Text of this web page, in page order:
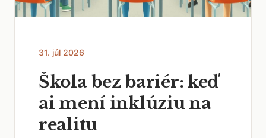
31. júl 2026
Škola bez bariér: keď
ai mení inklúziu na
realitu